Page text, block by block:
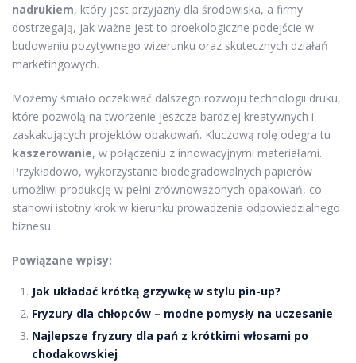
nadrukiem, który jest przyjazny dla środowiska, a firmy
dostrzegają, jak ważne jest to proekologiczne podejście w
budowaniu pozytywnego wizerunku oraz skutecznych działań
marketingowych.
Możemy śmiało oczekiwać dalszego rozwoju technologii druku,
które pozwolą na tworzenie jeszcze bardziej kreatywnych i
zaskakujących projektów opakowań. Kluczową rolę odegra tu
kaszerowanie, w połączeniu z innowacyjnymi materiałami.
Przykładowo, wykorzystanie biodegradowalnych papierów
umożliwi produkcję w pełni zrównoważonych opakowań, co
stanowi istotny krok w kierunku prowadzenia odpowiedzialnego
biznesu.
Powiązane wpisy:
Jak układać krótką grzywkę w stylu pin-up?
Fryzury dla chłopców – modne pomysły na uczesanie
Najlepsze fryzury dla pań z krótkimi włosami po
chodakowskiej